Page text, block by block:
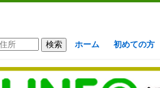
ホーム 初めての方